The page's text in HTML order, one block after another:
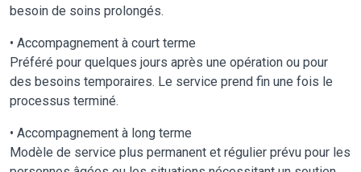
besoin de soins prolongés.
• Accompagnement à court terme
Préféré pour quelques jours après une opération ou pour
des besoins temporaires. Le service prend fin une fois le
processus terminé.
• Accompagnement à long terme
Modèle de service plus permanent et régulier prévu pour les